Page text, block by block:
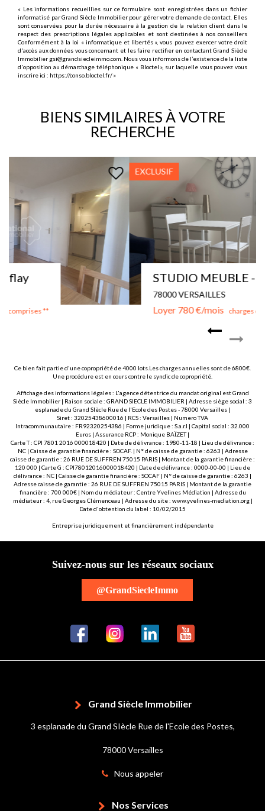
« Les informations recueillies sur ce formulaire sont enregistrées dans un fichier
informatisé par Grand Siècle Immobilier pour gérer votre demande de contact. Elles
sont conservées pour la durée nécessaire à la gestion de la relation client dans le
respect des prescriptions légales applicables et sont destinées à nos conseillers
Conformément à la loi « informatique et libertés », vous pouvez exercer votre droit
d'accès aux données vous concernant et les faire rectifier en contactant Grand Siècle
Immobilier gsi@grandsiecleimmo.com. Nous vous informons de l’existence de la liste
d'opposition au démarchage téléphonique « Bloctel », sur laquelle vous pouvez vous
inscrire ici : https://conso.bloctel.fr/»
BIENS SIMILAIRES À VOTRE
RECHERCHE
STUDIO MEUBLE - VERSAILLES - MONTREUIL
78000 VERSAILLES
Loyer 780 €/mois charges comprises **
Ce bien fait partie d'une copropriété de 4000 lots.Les charges annuelles sont de 6800€.
Une procédure est en cours contre le syndic de copropriété.
Affichage des informations légales : L'agence détentrice du mandat original est Grand
Siècle Immobilier | Raison sociale : GRAND SIECLE IMMOBILIER | Adresse siège social : 3
esplanade du Grand SIècle Rue de l'Ecole des Postes - 78000 Versailles |
Siret : 32025438600016 | RCS : Versailles | Numero TVA
Intracommunautaire : FR92320254386 | Forme juridique : S.a.r.l | Capital social : 32.000
Euros | Assurance RCP : Monique BAÏZET |
Carte T : CPI 7801 2016 000018420 | Date de délivrance : 1980-11-18 | Lieu de délivrance :
NC | Caisse de garantie financière : SOCAF. | N° de caisse de garantie : 6263 | Adresse
caisse de garantie : 26 RUE DE SUFFREN 75015 PARIS | Montant de la garantie financière :
120 000 | Carte G : CPI78012016000018420 | Date de délivrance : 0000-00-00 | Lieu de
délivrance : NC | Caisse de garantie financière : SOCAF | N° de caisse de garantie : 6263 |
Adresse caisse de garantie : 26 RUE DE SUFFREN 75015 PARIS | Montant de la garantie
financière : 700 000€ | Nom du médiateur : Centre Yvelines Médiation | Adresse du
médiateur : 4, rue Georges Clémenceau | Adresse du site : www.yvelines-mediation.org|
Date d'obtention du label : 10/02/2015
Entreprise juridiquement et financièrement indépendante
Suivez-nous sur les réseaux sociaux
@GrandSiecleImmo
Grand Siècle Immobilier
3 esplanade du Grand SIècle Rue de l'Ecole des Postes,
78000 Versailles
Nous appeler
Nos Services